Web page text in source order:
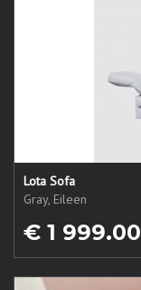
Lota Sofa
Gray, Eileen
€ 1 999.00